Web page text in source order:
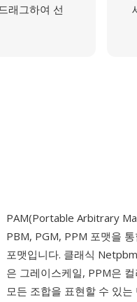
래그하여 선
PAM(Portable Arbitrary
PBM, PGM, PPM 포맷을
포맷입니다. 클래식
은 그레이스케일, PPM은
모든 조합을 표현할 수 있